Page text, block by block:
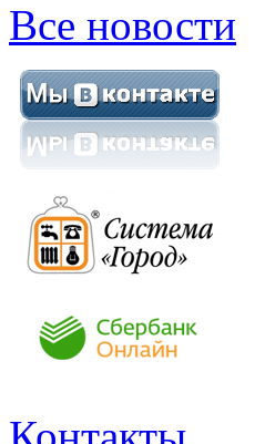
Все новости